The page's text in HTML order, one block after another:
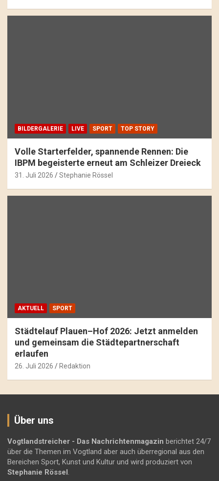
BILDERGALERIE LIVE SPORT TOP STORY
Volle Starterfelder, spannende Rennen: Die
IBPM begeisterte erneut am Schleizer Dreieck
31. Juli 2026 Stephanie Rössel
AKTUELL SPORT
Städtelauf Plauen–Hof 2026: Jetzt anmelden
und gemeinsam die Städtepartnerschaft
erlaufen
26. Juli 2026 Redaktion
Über uns
Vogtlandstreicher - Das Nachrichtenmagazin berichtet 24/7
über die Themen im Vogtland aber auch überregional aus den
Bereichen Sport, Kunst und Kultur und wird produziert von
Stephanie Rössel .